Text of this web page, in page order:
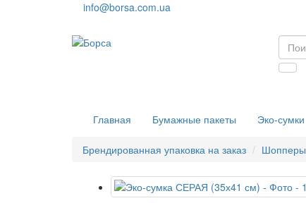
info@borsa.com.ua
Главная Бумажные пакеты Эко-сумки
Брендированная упаковка на заказ Шопперы